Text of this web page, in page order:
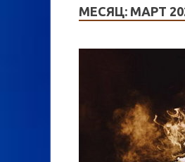
МЕСЯЦ: МАРТ